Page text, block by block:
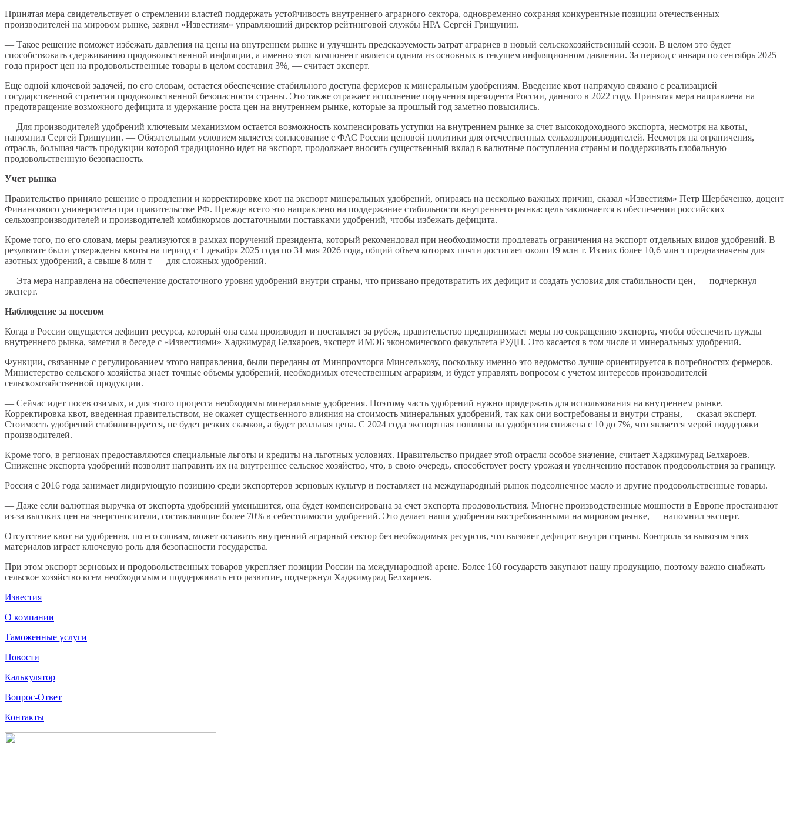
Принятая мера свидетельствует о стремлении властей поддержать устойчивость внутреннего аграрного сектора, одновременно сохраняя конкурентные позиции отечественных
производителей на мировом рынке, заявил «Известиям» управляющий директор рейтинговой службы НРА Сергей Гришунин.
— Такое решение поможет избежать давления на цены на внутреннем рынке и улучшить предсказуемость затрат аграриев в новый сельскохозяйственный сезон. В целом это будет
способствовать сдерживанию продовольственной инфляции, а именно этот компонент является одним из основных в текущем инфляционном давлении. За период с января по сентябрь 2025
года прирост цен на продовольственные товары в целом составил 3%, — считает эксперт.
Еще одной ключевой задачей, по его словам, остается обеспечение стабильного доступа фермеров к минеральным удобрениям. Введение квот напрямую связано с реализацией
государственной стратегии продовольственной безопасности страны. Это также отражает исполнение поручения президента России, данного в 2022 году. Принятая мера направлена на
предотвращение возможного дефицита и удержание роста цен на внутреннем рынке, которые за прошлый год заметно повысились.
— Для производителей удобрений ключевым механизмом остается возможность компенсировать уступки на внутреннем рынке за счет высокодоходного экспорта, несмотря на квоты, —
напомнил Сергей Гришунин. — Обязательным условием является согласование с ФАС России ценовой политики для отечественных сельхозпроизводителей. Несмотря на ограничения,
отрасль, большая часть продукции которой традиционно идет на экспорт, продолжает вносить существенный вклад в валютные поступления страны и поддерживать глобальную
продовольственную безопасность.
Учет рынка
Правительство приняло решение о продлении и корректировке квот на экспорт минеральных удобрений, опираясь на несколько важных причин, сказал «Известиям» Петр Щербаченко, доцент
Финансового университета при правительстве РФ. Прежде всего это направлено на поддержание стабильности внутреннего рынка: цель заключается в обеспечении российских
сельхозпроизводителей и производителей комбикормов достаточными поставками удобрений, чтобы избежать дефицита.
Кроме того, по его словам, меры реализуются в рамках поручений президента, который рекомендовал при необходимости продлевать ограничения на экспорт отдельных видов удобрений. В
результате были утверждены квоты на период с 1 декабря 2025 года по 31 мая 2026 года, общий объем которых почти достигает около 19 млн т. Из них более 10,6 млн т предназначены для
азотных удобрений, а свыше 8 млн т — для сложных удобрений.
— Эта мера направлена на обеспечение достаточного уровня удобрений внутри страны, что призвано предотвратить их дефицит и создать условия для стабильности цен, — подчеркнул
эксперт.
Наблюдение за посевом
Когда в России ощущается дефицит ресурса, который она сама производит и поставляет за рубеж, правительство предпринимает меры по сокращению экспорта, чтобы обеспечить нужды
внутреннего рынка, заметил в беседе с «Известиями» Хаджимурад Белхароев, эксперт ИМЭБ экономического факультета РУДН. Это касается в том числе и минеральных удобрений.
Функции, связанные с регулированием этого направления, были переданы от Минпромторга Минсельхозу, поскольку именно это ведомство лучше ориентируется в потребностях фермеров.
Министерство сельского хозяйства знает точные объемы удобрений, необходимых отечественным аграриям, и будет управлять вопросом с учетом интересов производителей
сельскохозяйственной продукции.
— Сейчас идет посев озимых, и для этого процесса необходимы минеральные удобрения. Поэтому часть удобрений нужно придержать для использования на внутреннем рынке.
Корректировка квот, введенная правительством, не окажет существенного влияния на стоимость минеральных удобрений, так как они востребованы и внутри страны, — сказал эксперт. —
Стоимость удобрений стабилизируется, не будет резких скачков, а будет реальная цена. С 2024 года экспортная пошлина на удобрения снижена с 10 до 7%, что является мерой поддержки
производителей.
Кроме того, в регионах предоставляются специальные льготы и кредиты на льготных условиях. Правительство придает этой отрасли особое значение, считает Хаджимурад Белхароев.
Снижение экспорта удобрений позволит направить их на внутреннее сельское хозяйство, что, в свою очередь, способствует росту урожая и увеличению поставок продовольствия за границу.
Россия с 2016 года занимает лидирующую позицию среди экспортеров зерновых культур и поставляет на международный рынок подсолнечное масло и другие продовольственные товары.
— Даже если валютная выручка от экспорта удобрений уменьшится, она будет компенсирована за счет экспорта продовольствия. Многие производственные мощности в Европе простаивают
из-за высоких цен на энергоносители, составляющие более 70% в себестоимости удобрений. Это делает наши удобрения востребованными на мировом рынке, — напомнил эксперт.
Отсутствие квот на удобрения, по его словам, может оставить внутренний аграрный сектор без необходимых ресурсов, что вызовет дефицит внутри страны. Контроль за вывозом этих
материалов играет ключевую роль для безопасности государства.
При этом экспорт зерновых и продовольственных товаров укрепляет позиции России на международной арене. Более 160 государств закупают нашу продукцию, поэтому важно снабжать
сельское хозяйство всем необходимым и поддерживать его развитие, подчеркнул Хаджимурад Белхароев.
Известия
О компании
Таможенные услуги
Новости
Калькулятор
Вопрос-Ответ
Контакты